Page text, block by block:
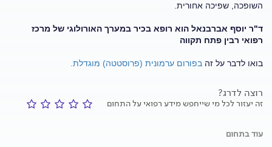
השופכה, שפיכה אחורית.
ד"ר יוסף אברבנאל הוא רופא בכיר במערך האורולוגי של מרכז
רפואי רבין פתח תקווה
בואו לדבר על זה בפורום ערמונית (פרוסטטה) מוגדלת.
רוצה לדרג?
זה יעזור לכל מי שייחפש מידע רפואי על התחום
עוד בתחום